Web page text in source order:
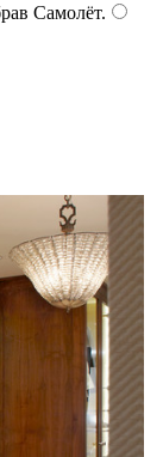
Самолёт.